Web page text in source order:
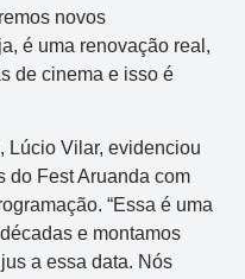
novos
é uma renovação real,
de cinema e isso é
Lúcio Vilar, evidenciou
do Fest Aruanda com
“Essa é uma
e montamos
a essa data. Nós